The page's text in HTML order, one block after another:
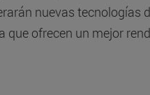
nuevas tecnologías
que ofrecen un mejor